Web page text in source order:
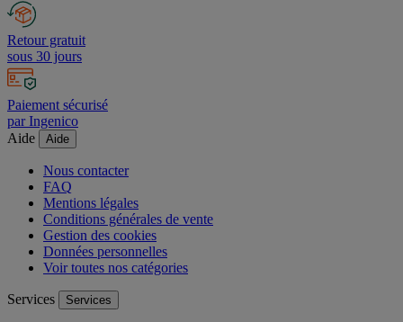
Retour gratuit
sous 30 jours
Paiement sécurisé
par Ingenico
Aide
Aide
Nous contacter
FAQ
Mentions légales
Conditions générales de vente
Gestion des cookies
Données personnelles
Voir toutes nos catégories
Services Services